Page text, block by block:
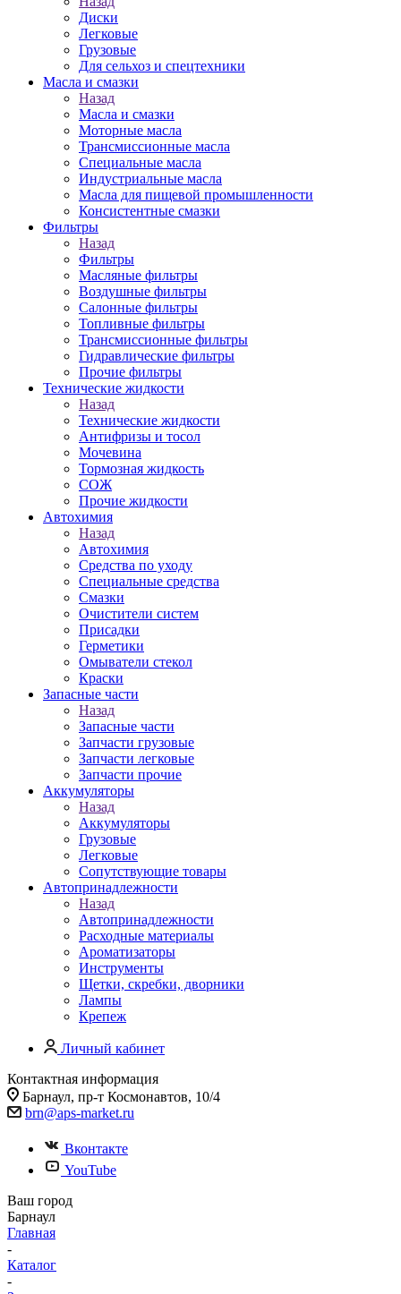
Диски
Легковые
Грузовые
Для сельхоз и спецтехники
Масла и смазки
Назад
Масла и смазки
Моторные масла
Трансмиссионные масла
Специальные масла
Индустриальные масла
Масла для пищевой промышленности
Консистентные смазки
Фильтры
Назад
Фильтры
Масляные фильтры
Воздушные фильтры
Салонные фильтры
Топливные фильтры
Трансмиссионные фильтры
Гидравлические фильтры
Прочие фильтры
Технические жидкости
Назад
Технические жидкости
Антифризы и тосол
Мочевина
Тормозная жидкость
СОЖ
Прочие жидкости
Автохимия
Назад
Автохимия
Средства по уходу
Специальные средства
Смазки
Очистители систем
Присадки
Герметики
Омыватели стекол
Краски
Запасные части
Назад
Запасные части
Запчасти грузовые
Запчасти легковые
Запчасти прочие
Аккумуляторы
Назад
Аккумуляторы
Грузовые
Легковые
Сопутствующие товары
Автопринадлежности
Назад
Автопринадлежности
Расходные материалы
Ароматизаторы
Инструменты
Щетки, скребки, дворники
Лампы
Крепеж
Личный кабинет
Контактная информация
Барнаул, пр-т Космонавтов, 10/4
brn@aps-market.ru
Вконтакте
YouTube
Ваш город
Барнаул
Главная
-
Каталог
-